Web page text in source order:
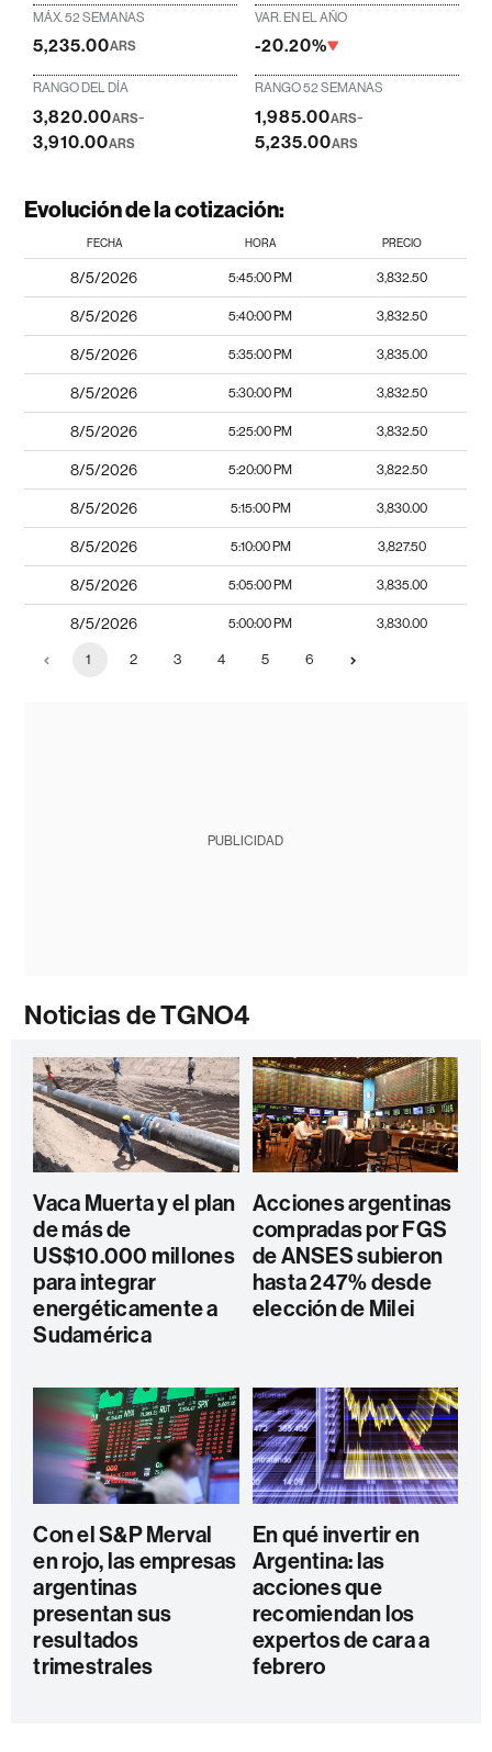
MÁX. 52 SEMANAS
5,235.00ARS
VAR. EN EL AÑO
-20.20%
RANGO DEL DÍA
3,820.00ARS-
3,910.00ARS
RANGO 52 SEMANAS
1,985.00ARS-
5,235.00ARS
Evolución de la cotización:
FECHA HORA PRECIO
8/5/2026 5:45:00 PM 3,832.50
8/5/2026 5:40:00 PM 3,832.50
8/5/2026 5:35:00 PM 3,835.00
8/5/2026 5:30:00 PM 3,832.50
8/5/2026 5:25:00 PM 3,832.50
8/5/2026 5:20:00 PM 3,822.50
8/5/2026 5:15:00 PM 3,830.00
8/5/2026 5:10:00 PM 3,827.50
8/5/2026 5:05:00 PM 3,835.00
8/5/2026 5:00:00 PM 3,830.00
1 2 3 4 5 6
PUBLICIDAD
Noticias de TGNO4
Vaca Muerta y el plan
de más de
US$10.000 millones
para integrar
energéticamente a
Sudamérica
Acciones argentinas
compradas por FGS
de ANSES subieron
hasta 247% desde
elección de Milei
Con el S&P Merval
en rojo, las empresas
argentinas
presentan sus
resultados
trimestrales
En qué invertir en
Argentina: las
acciones que
recomiendan los
expertos de cara a
febrero